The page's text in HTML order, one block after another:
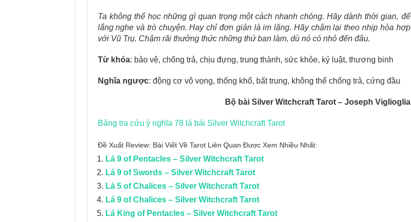
Ta không thể học những gì quan trọng một cách nhanh chóng. Hãy dành thời gian, để
lắng nghe và trò chuyện. Hay chỉ đơn giản là im lặng. Hãy chậm lại theo nhịp hòa hợp
với Vũ Trụ. Chậm rãi thưởng thức những thứ bạn làm, dù nó có nhỏ đến đâu.
Từ khóa: bảo vệ, chống trả, chịu đựng, trung thành, sức khỏe, kỷ luật, thương binh
Nghĩa ngược: động cơ vô vọng, thống khổ, bất trung, không thể chống trả, cứng đầu
Bộ bài Silver Witchcraft Tarot – Joseph Viglioglia
Bảng tra cứu ý nghĩa 78 lá bài Silver Witchcraft Tarot
Đề Xuất Review: Bài Viết Về Tarot Liên Quan Được Xem Nhiều Nhất:
Lá 9 of Pentacles – Silver Witchcraft Tarot
Lá 9 of Swords – Silver Witchcraft Tarot
Lá 5 of Chalices – Silver Witchcraft Tarot
Lá 9 of Chalices – Silver Witchcraft Tarot
Lá King of Pentacles – Silver Witchcraft Tarot